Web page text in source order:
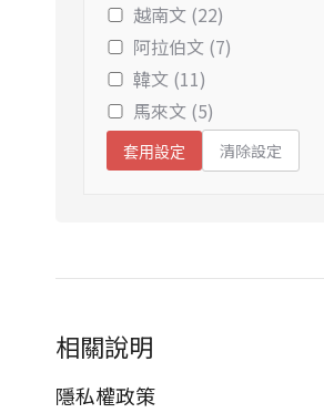
越南文 (22)
阿拉伯文 (7)
韓文 (11)
馬來文 (5)
套用設定 清除設定
相關說明
隱私權政策